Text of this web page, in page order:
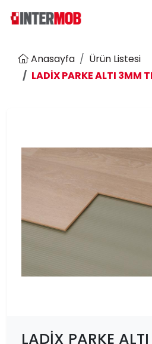
Anasayfa
Ürün Listesi
LADİX PARKE ALTI 3MM
LADİX PARKE